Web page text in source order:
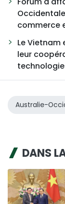
commerce
Le
leur
Australie-
DANS